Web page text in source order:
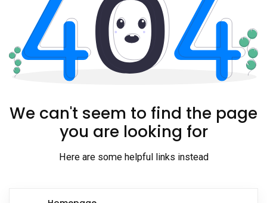
We can't seem to find the page
you are looking for
Here are some helpful links instead